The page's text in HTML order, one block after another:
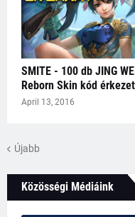
SMITE - 100 db JING
Reborn Skin kód
April 13, 2016
Újabb
Közösségi Médiáink